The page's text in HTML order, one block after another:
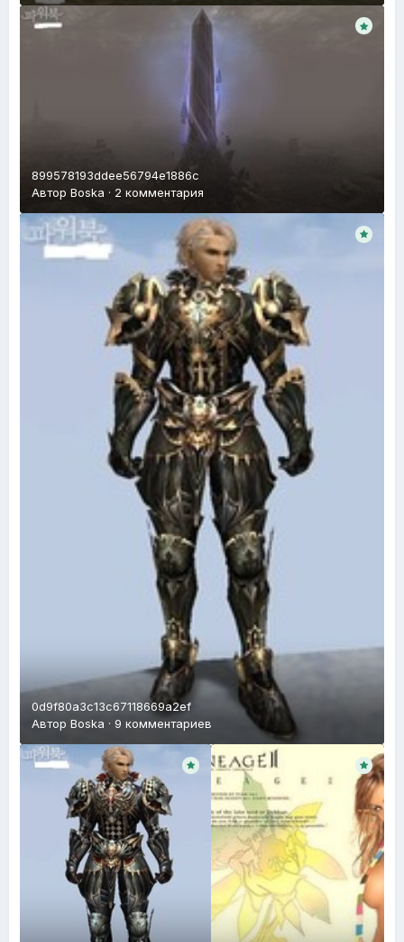
899578193ddee56794e1886c
Автор Boska · 2 комментария
0d9f80a3c13c67118669a2ef
Автор Boska · 9 комментариев